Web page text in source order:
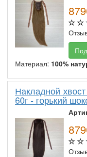
Материал: 100%
Накладной
60г - горький